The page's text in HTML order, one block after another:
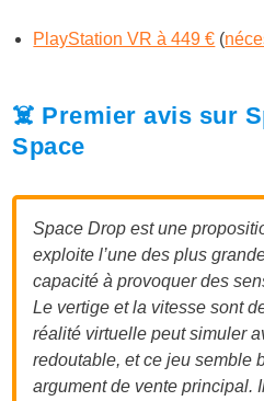
PlayStation VR à 449 € (
☠️ Premier avis sur
Space
Space Drop est une
exploite l’une des plus
capacité à provoquer des
Le vertige et la vitesse sont
réalité virtuelle peut simuler
redoutable, et ce jeu semble
argument de vente principal.